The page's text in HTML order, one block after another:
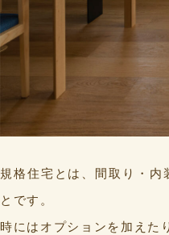
規格住宅とは、間取り・内
とです。
時にはオプションを加えた